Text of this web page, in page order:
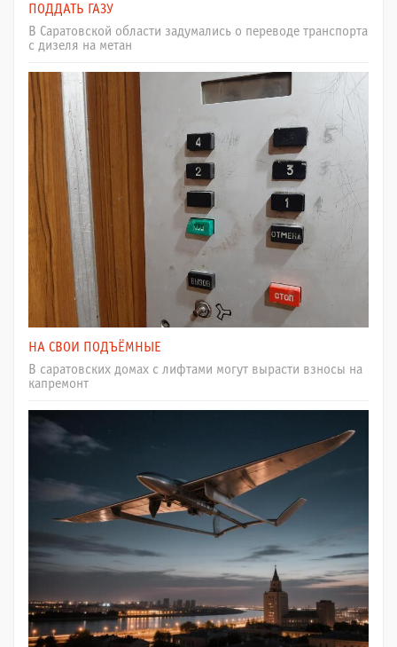
ПОДДАТЬ ГАЗУ
В Саратовской области задумались о переводе транспорта
с дизеля на метан
НА СВОИ ПОДЪЁМНЫЕ
В саратовских домах с лифтами могут вырасти взносы на
капремонт